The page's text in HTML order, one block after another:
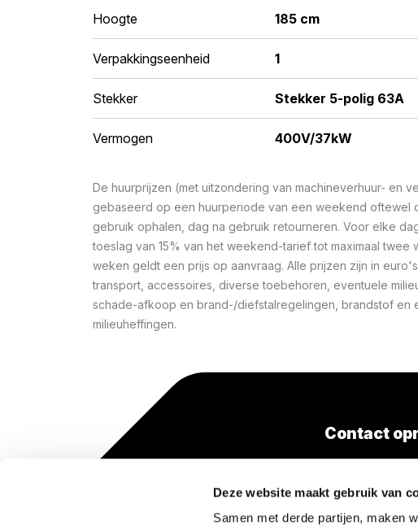
Deze website maakt gebruik van
Samen met derde partijen, maken
Hoogte 185 cm
Verpakkingseenheid 1
Stekker Stekker 5-polig 63A
Vermogen 400V/37kW
De huurprijzen (met uitzondering van machineverhuur- en
gebaseerd op een huurperiode van een weekend oftewel
gebruik ophalen, dag na gebruik retourneren. Voor elke
toeslag van 15% van het weekend-tarief tot maximaal twee
weken geldt een prijs op aanvraag. Alle prijzen zijn in
transport, accessoires, diverse toebehoren, eventuele
schade-afkoop en brand-/diefstalregelingen, brandstof en
milieuheffingen.
Contact
(lokaal tarief)